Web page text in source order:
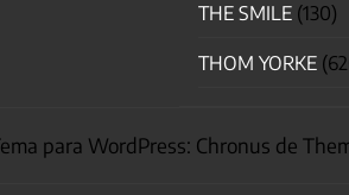
THE SMILE (130)
THOM YORKE
para WordPress: Chronus de